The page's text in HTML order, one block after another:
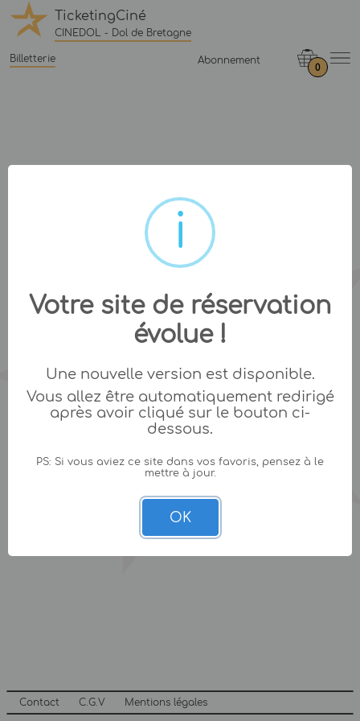
TicketingCiné
CINEDOL - Dol de Bretagne
Billetterie Abonnement
0
Contact C.G.V Mentions légales
Votre site de réservation
évolue !
Une nouvelle version est disponible.
Vous allez être automatiquement redirigé
après avoir cliqué sur le bouton ci-
dessous.
PS: Si vous aviez ce site dans vos favoris, pensez à le
mettre à jour.
OK